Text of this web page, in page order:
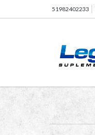
51982402233